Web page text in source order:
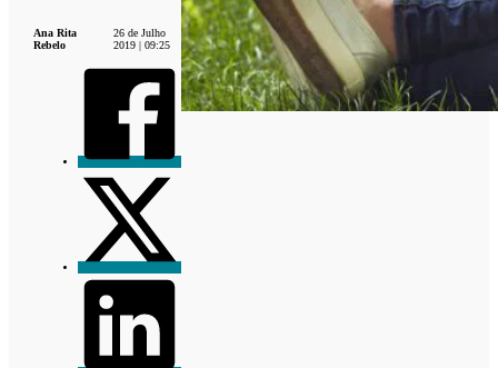
Ana Rita
Rebelo
26 de Julho
2019 | 09:25